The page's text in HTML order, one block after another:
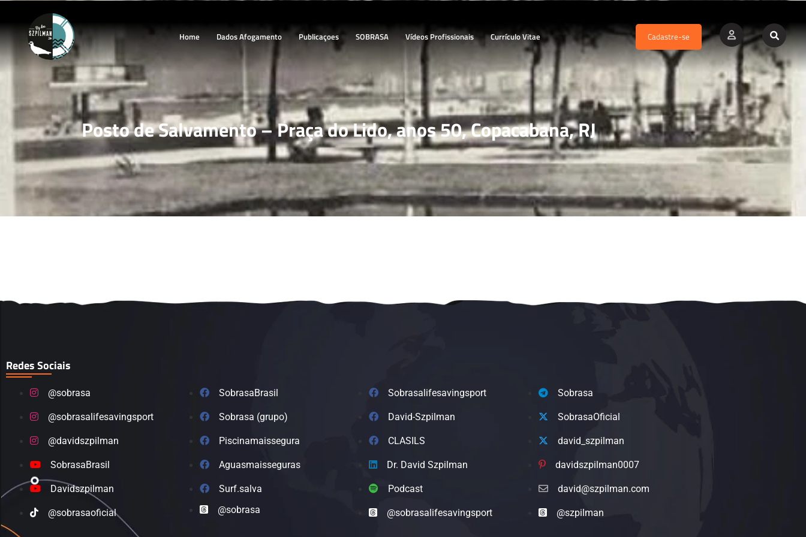
Home Dados Afogamento Publicaçoes SOBRASA Vídeos Profissionais Currículo Vitae Cadastre-se
Posto de Salvamento – Praça do Lido, anos 50, Copacabana, RJ
Redes Sociais
@sobrasa
@sobrasalifesavingsport
@davidszpilman
SobrasaBrasil
Davidszpilman
@sobrasaoficial
SobrasaBrasil
Sobrasa (grupo)
Piscinamaissegura
Aguasmaisseguras
Surf.salva
@sobrasa
Sobrasalifesavingsport
David-Szpilman
CLASILS
Dr. David Szpilman
Podcast
@sobrasalifesavingsport
Sobrasa
SobrasaOficial
david_szpilman
davidszpilman0007
david@szpilman.com
@szpilman